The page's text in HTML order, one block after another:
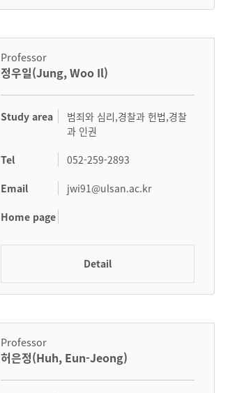
Professor
정우일(Jung, Woo Il)
Study area
범죄와 심리,경찰과 헌법,경찰
과 인권
Tel 052-259-2893
Email jwi91@ulsan.ac.kr
Home page
Detail
Professor
허은정(Huh, Eun-Jeong)